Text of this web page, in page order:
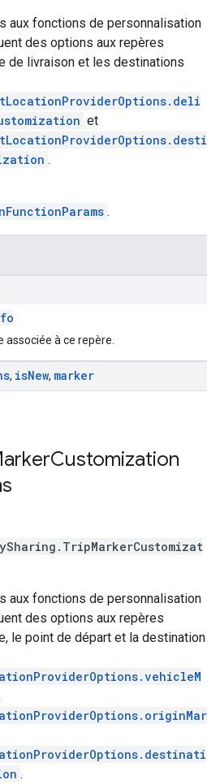
aux fonctions de personnalisation
des options aux repères
de livraison et les destinations
et
.
.
à ce repère.
, isNew, marker
Customization
. TripMarkerCustomizat
aux fonctions de personnalisation
des options aux repères
le point de départ et la destination
.